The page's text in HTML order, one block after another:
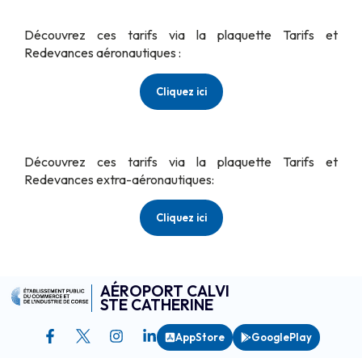
Découvrez ces tarifs via la plaquette Tarifs et
Redevances aéronautiques :
Cliquez ici
Découvrez ces tarifs via la plaquette Tarifs et
Redevances extra-aéronautiques:
Cliquez ici
AÉROPORT CALVI
STE CATHERINE
AppStore GooglePlay